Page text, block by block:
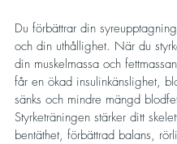
Du förbättrar din
och din uthållighet. När du
din muskelmassa och
får en ökad insulinkänslighet,
sänks och mindre mängd
Styrketräningen stärker ditt
bentäthet, förbättrad balans,